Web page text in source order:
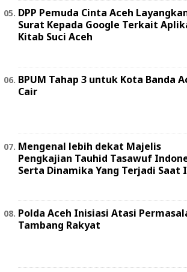
DPP Pemuda Cinta Aceh
Surat Kepada Google Terkait
Kitab Suci Aceh
BPUM Tahap 3 untuk Kota Banda
Cair
Mengenal lebih dekat Majelis
Pengkajian Tauhid Tasawuf
Serta Dinamika Yang Terjadi Saat
Polda Aceh Inisiasi Atasi
Tambang Rakyat